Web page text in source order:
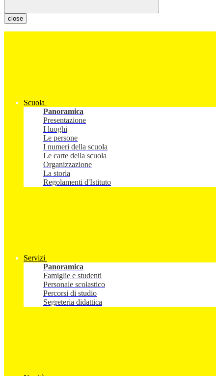
close
Scuola
Panoramica
Presentazione
I luoghi
Le persone
I numeri della scuola
Le carte della scuola
Organizzazione
La storia
Regolamenti d'Istituto
Servizi
Panoramica
Famiglie e studenti
Personale scolastico
Percorsi di studio
Segreteria didattica